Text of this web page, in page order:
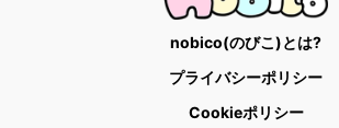
nobico(のびこ)とは?
プライバシーポリシー
Cookieポリシー